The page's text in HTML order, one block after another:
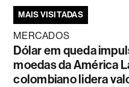
MAIS VISITADAS
MERCADOS
Dólar em queda
moedas da América
colombiano lidera